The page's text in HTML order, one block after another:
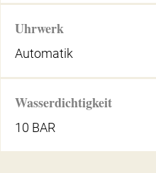
Uhrwerk
Automatik
Wasserdichtigkeit
10 BAR